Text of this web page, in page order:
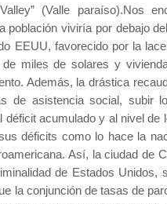
(Valle paraíso).Nos
población viviría por debajo
EEUU, favorecido por la
miles de solares y
Además, la drástica
de asistencia social, subir
acumulado y al nivel de
déficits como lo hace la
Así, la ciudad de
de Estados Unidos,
la conjunción de tasas de